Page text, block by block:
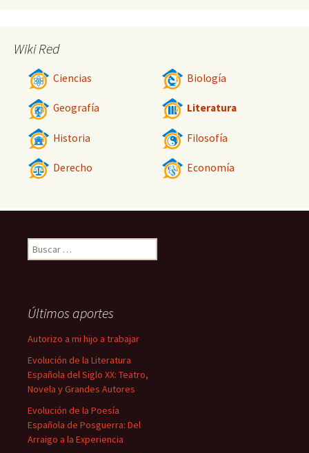
Wiki Red
Ciencias Biología
Geografía Literatura
Historia Filosofía
Derecho Economía
Buscar:
Últimos aportes
Autorizo a mi hijo a trabajar
Evolución de la Literatura
Española del Siglo XX: Teatro,
Novela y Grandes Autores
Evolución de la Poesía
Española de Posguerra: Del
Arraigo a la Experiencia